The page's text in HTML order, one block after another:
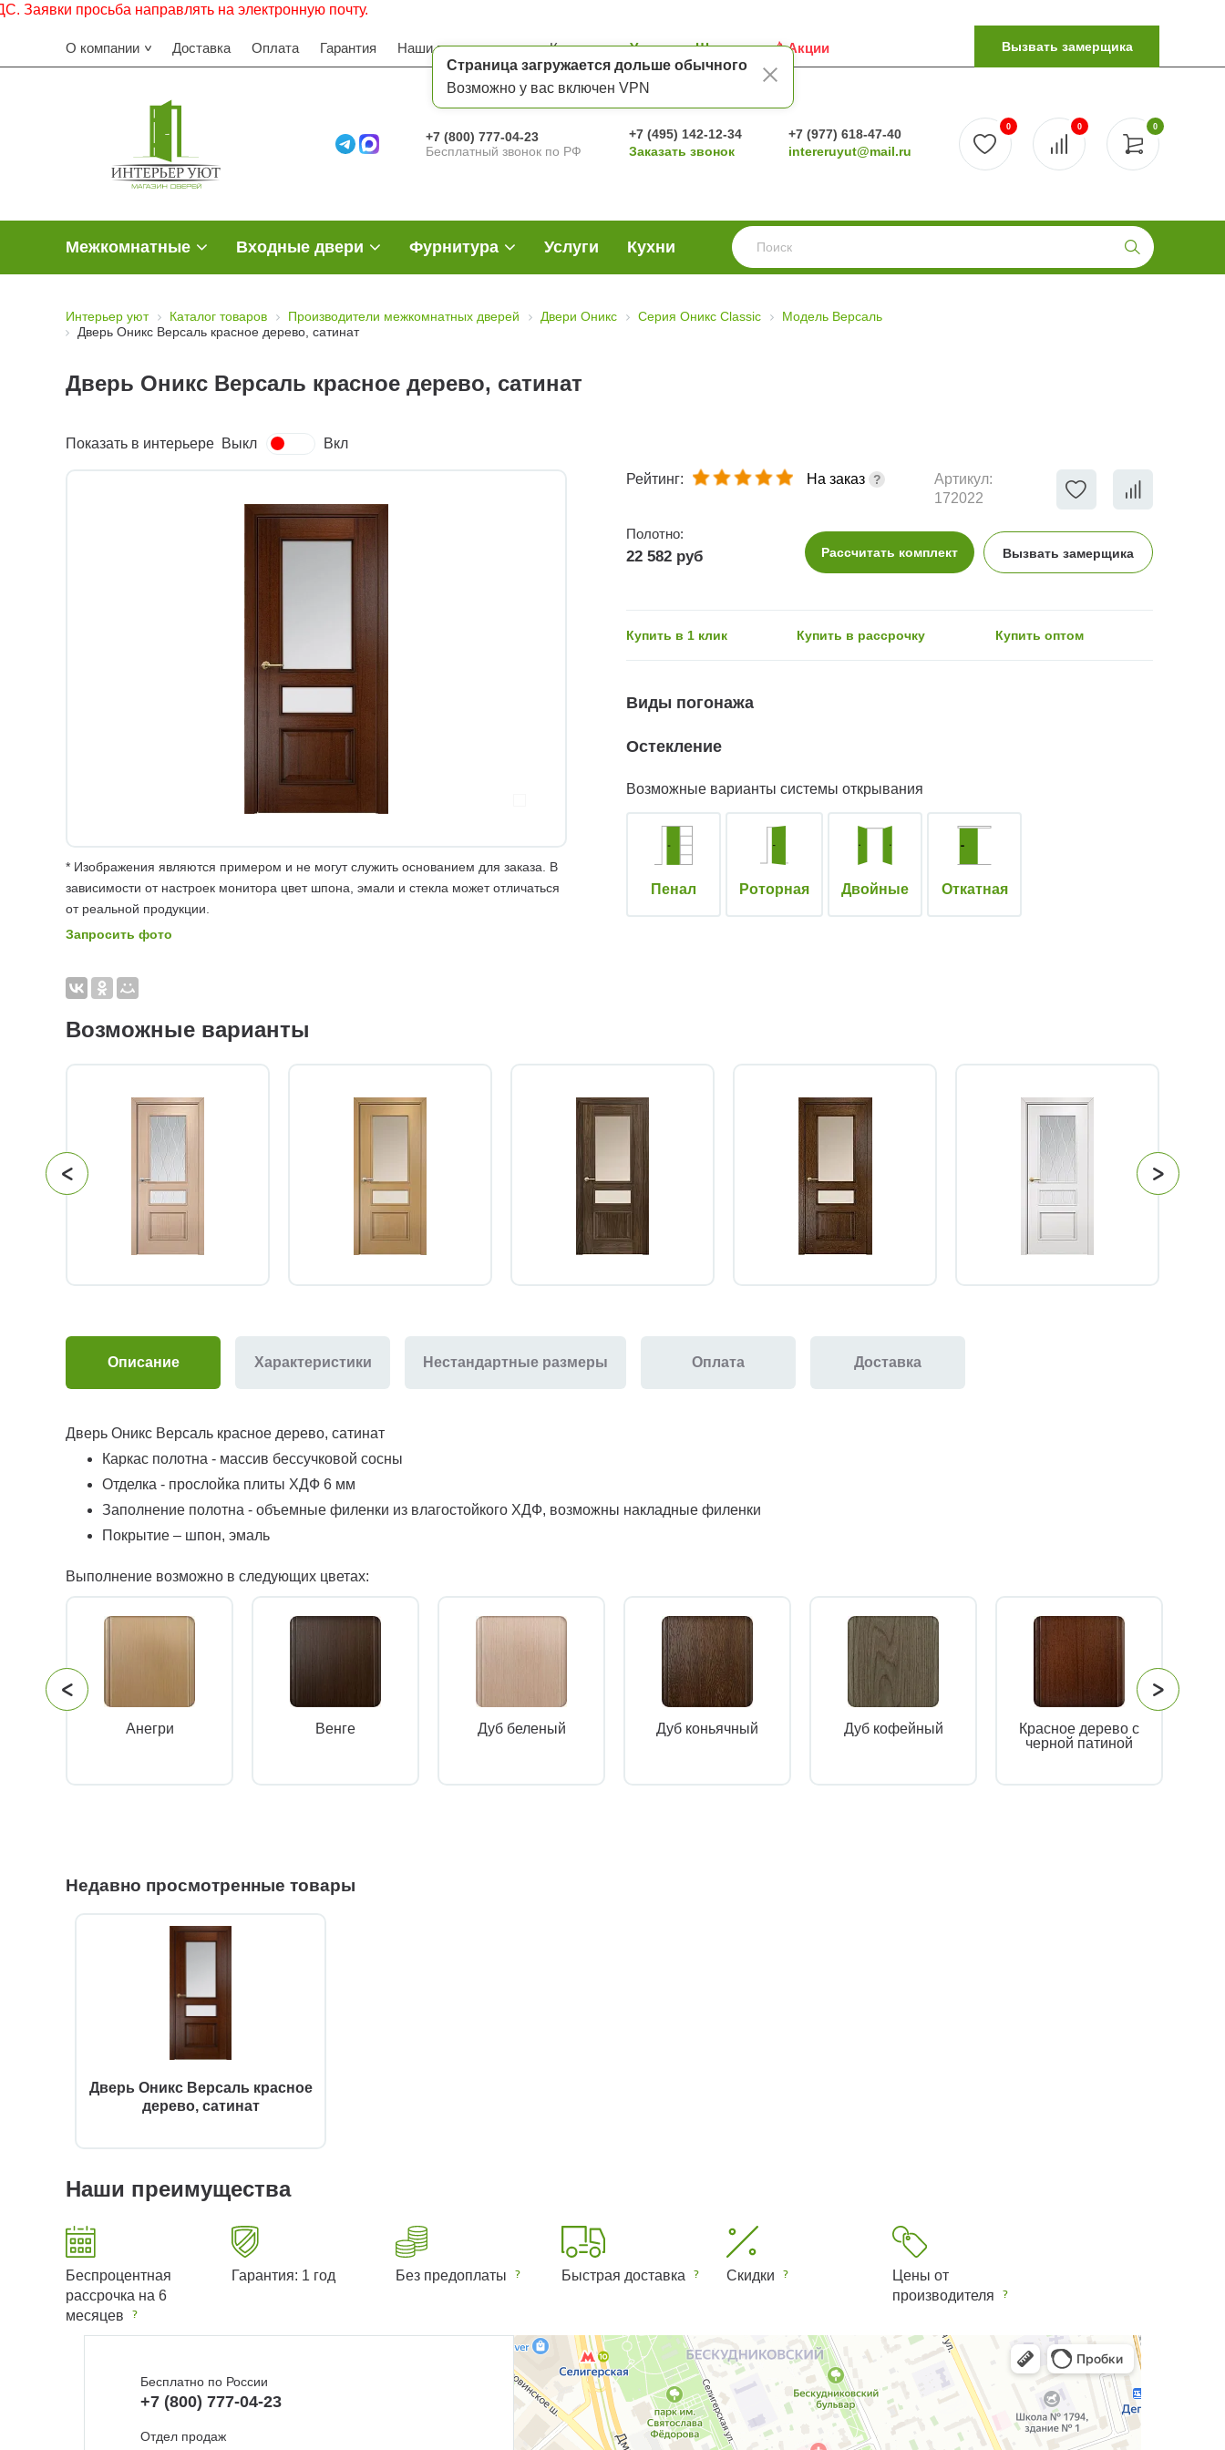
Страница загружается дольше обычного
Возможно у вас включен VPN
просьба направлять на электронную почту.
О компании Доставка Оплата Гарантия Наши преимущества Контакты Услуги Шоу-рум Акции Вызвать замерщика
+7 (800) 777-04-23
Бесплатный звонок по РФ
+7 (495) 142-12-34
Заказать звонок
+7 (977) 618-47-40
intereruyut@mail.ru
0
0 0
Межкомнатные Входные двери Фурнитура Услуги Кухни
Интерьер уют Каталог товаров Производители межкомнатных дверей Двери Оникс Серия Оникс Classic
Модель Версаль
Дверь Оникс Версаль красное дерево, сатинат
Дверь Оникс Версаль красное дерево, сатинат
Показать в интерьере Выкл Вкл
* Изображения являются примером и не могут служить основанием для заказа. В
зависимости от настроек монитора цвет шпона, эмали и стекла может отличаться
от реальной продукции.
Запросить фото
Рейтинг: На заказ
Артикул:
172022
Полотно:
22 582 руб Рассчитать комплект Вызвать замерщика
Купить в 1 клик Купить в рассрочку Купить оптом
Виды погонажа
Остекление
Возможные варианты системы открывания
Пенал Роторная Двойные Откатная
Возможные варианты
Описание Характеристики Нестандартные размеры Оплата Доставка
Дверь Оникс Версаль красное дерево, сатинат
Каркас полотна - массив бессучковой сосны
Отделка - прослойка плиты ХДФ 6 мм
Заполнение полотна - объемные филенки из влагостойкого ХДФ, возможны накладные филенки
Покрытие – шпон, эмаль
Выполнение возможно в следующих цветах:
Анегри Венге Дуб беленый Дуб коньячный Дуб кофейный
Красное дерево с
черной патиной
Недавно просмотренные товары
Дверь Оникс Версаль красное
дерево, сатинат
Наши преимущества
Беспроцентная
рассрочка на 6
месяцев
Гарантия: 1 год Без предоплаты Быстрая доставка Скидки
Цены от
производителя
Бесплатно по России
+7 (800) 777-04-23
Отдел продаж